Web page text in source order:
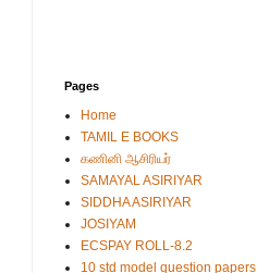
Pages
Home
TAMIL E BOOKS
கணினி ஆசிரியர்
SAMAYAL ASIRIYAR
SIDDHA ASIRIYAR
JOSIYAM
ECSPAY ROLL-8.2
10 std model question papers